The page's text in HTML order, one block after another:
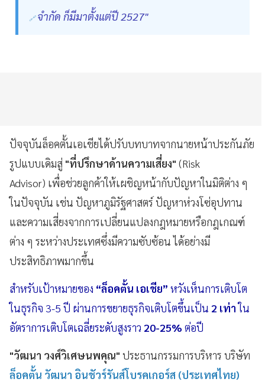
จำกัด ก็มีมาตั้งแต่ปี 2527"
ปัจจุบันล็อคตั้นเอเชียได้ปรับบทบาทจากนายหน้าประกันภัย
รูปแบบเดิมสู่ "ที่ปรึกษาด้านความเสี่ยง" (Risk
Advisor) เพื่อช่วยลูกค้าให้เผชิญหน้ากับปัญหาในมิติต่าง ๆ
ในปัจจุบัน เช่น ปัญหาภูมิรัฐศาสตร์ ปัญหาห่วงโซ่อุปทาน
และความเสี่ยงจากการเปลี่ยนแปลงกฎหมายหรือกฎเกณฑ์
ต่าง ๆ ระหว่างประเทศซึ่งมีความซับซ้อน ได้อย่างมี
ประสิทธิภาพมากขึ้น
สำหรับเป้าหมายของ “ล็อคตั้น เอเชีย” หวังเห็นการเติบโต
ในธุรกิจ 3-5 ปี ผ่านการขยายธุรกิจเติบโตขึ้นเป็น 2 เท่าใน
อัตราการเติบโตเฉลี่ยระดับสูงราว 20-25% ต่อปี
"วัฒนา วงศ์วิเศษนพคุณ" ประธานกรรมการบริหาร บริษัท
ล็อคตั้น วัฒนา อินชัวร์รันส์โบรคเกอร์ส (ประเทศไทย)